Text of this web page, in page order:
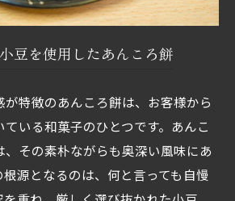
豆を使用したあんころ餅
が特徴のあんころ餅は、お客様から
いる和菓子のひとつです。あんこ
、その素朴ながらも奥深い風味にあ
源となるのは、何と言っても自慢